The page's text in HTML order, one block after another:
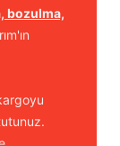
bozulma,